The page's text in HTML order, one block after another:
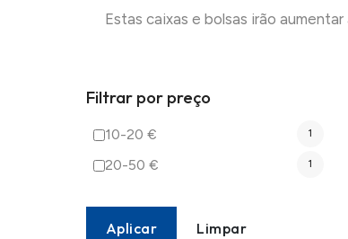
Estas caixas e bolsas irão
Filtrar por preço
10-20 € 1
20-50 € 1
Aplicar Limpar